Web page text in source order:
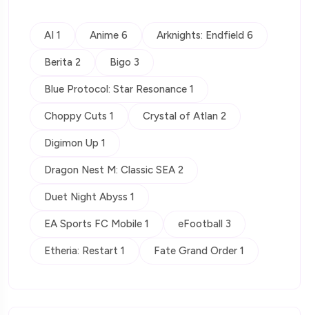
AI 1 Anime 6 Arknights: Endfield 6
Berita 2 Bigo 3
Blue Protocol: Star Resonance 1
Choppy Cuts 1 Crystal of Atlan 2
Digimon Up 1
Dragon Nest M: Classic SEA 2
Duet Night Abyss 1
EA Sports FC Mobile 1 eFootball 3
Etheria: Restart 1 Fate Grand Order 1